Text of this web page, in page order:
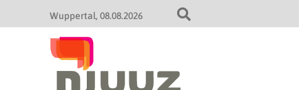
Wuppertal 08.08.2026